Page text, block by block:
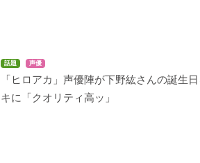
話題 声優
「ヒロアカ」声優陣が下野紘さんの誕生
キに「クオリティ高ッ」